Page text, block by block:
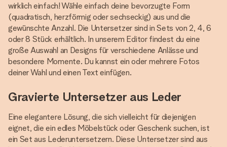
wirklich einfach! Wähle einfach deine bevorzugte Form
(quadratisch, herzförmig oder sechseckig) aus und die
gewünschte Anzahl. Die Untersetzer sind in Sets von 2, 4, 6
oder 8 Stück erhältlich. In unserem Editor findest du eine
große Auswahl an Designs für verschiedene Anlässe und
besondere Momente. Du kannst ein oder mehrere Fotos
deiner Wahl und einen Text einfügen.
Gravierte Untersetzer aus Leder
Eine elegantere Lösung, die sich vielleicht für diejenigen
eignet, die ein edles Möbelstück oder Geschenk suchen, ist
ein Set aus Lederuntersetzern. Diese Untersetzer sind aus